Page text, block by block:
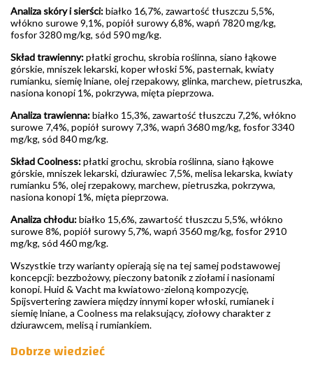
Analiza skóry i sierści:białko 16,7%, zawartość tłuszczu 5,5%,
włókno surowe 9,1%, popiół surowy 6,8%, wapń 7820 mg/kg,
fosfor 3280 mg/kg, sód 590 mg/kg.
Skład trawienny:płatki grochu, skrobia roślinna, siano łąkowe
górskie, mniszek lekarski, koper włoski 5%, pasternak, kwiaty
rumianku, siemię lniane, olej rzepakowy, glinka, marchew, pietruszka,
nasiona konopi 1%, pokrzywa, mięta pieprzowa.
Analiza trawienna:białko 15,3%, zawartość tłuszczu 7,2%, włókno
surowe 7,4%, popiół surowy 7,3%, wapń 3680 mg/kg, fosfor 3340
mg/kg, sód 840 mg/kg.
Skład Coolness:płatki grochu, skrobia roślinna, siano łąkowe
górskie, mniszek lekarski, dziurawiec 7,5%, melisa lekarska, kwiaty
rumianku 5%, olej rzepakowy, marchew, pietruszka, pokrzywa,
nasiona konopi 1%, mięta pieprzowa.
Analiza chłodu:białko 15,6%, zawartość tłuszczu 5,5%, włókno
surowe 8%, popiół surowy 5,7%, wapń 3560 mg/kg, fosfor 2910
mg/kg, sód 460 mg/kg.
Wszystkie trzy warianty opierają się na tej samej podstawowej
koncepcji: bezzbożowy, pieczony batonik z ziołami i nasionami
konopi. Huid & Vacht ma kwiatowo-zieloną kompozycję,
Spijsvertering zawiera między innymi koper włoski, rumianek i
siemię lniane, a Coolness ma relaksujący, ziołowy charakter z
dziurawcem, melisą i rumiankiem.
Dobrze wiedzieć